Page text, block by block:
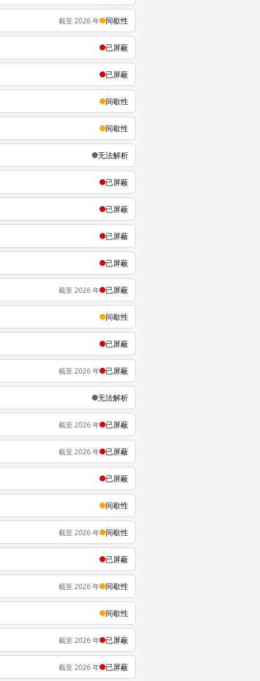
截至 2026 年 间歇性
已屏蔽
已屏蔽
间歇性
间歇性
无法解析
已屏蔽
已屏蔽
已屏蔽
已屏蔽
截至 2026 年 已屏蔽
间歇性
已屏蔽
截至 2026 年 已屏蔽
无法解析
截至 2026 年 已屏蔽
截至 2026 年 已屏蔽
已屏蔽
间歇性
截至 2026 年 间歇性
已屏蔽
截至 2026 年 间歇性
间歇性
截至 2026 年 已屏蔽
截至 2026 年 已屏蔽